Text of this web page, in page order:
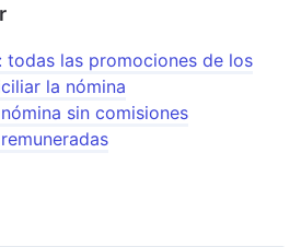
todas las promociones de los
la nómina
sin comisiones